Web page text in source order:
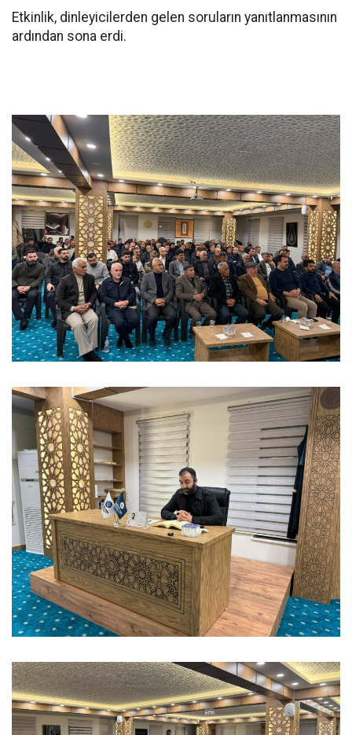
Etkinlik, dinleyicilerden gelen soruların yanıtlanmasının
ardından sona erdi.